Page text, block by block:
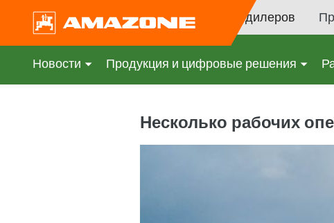
Поиск дилеров
Новости Продукция и цифровые решения
Несколько рабочих